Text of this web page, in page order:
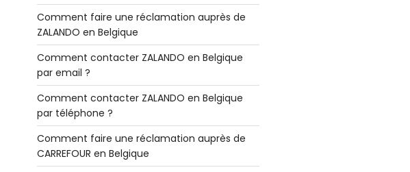
Comment faire une réclamation auprès de
ZALANDO en Belgique
Comment contacter ZALANDO en Belgique
par email ?
Comment contacter ZALANDO en Belgique
par téléphone ?
Comment faire une réclamation auprès de
CARREFOUR en Belgique